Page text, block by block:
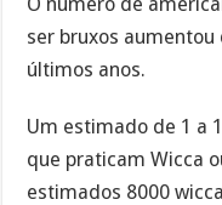
ser bruxos
últimos anos.
Um estimado de 1 a
que praticam Wicca
estimados 8000